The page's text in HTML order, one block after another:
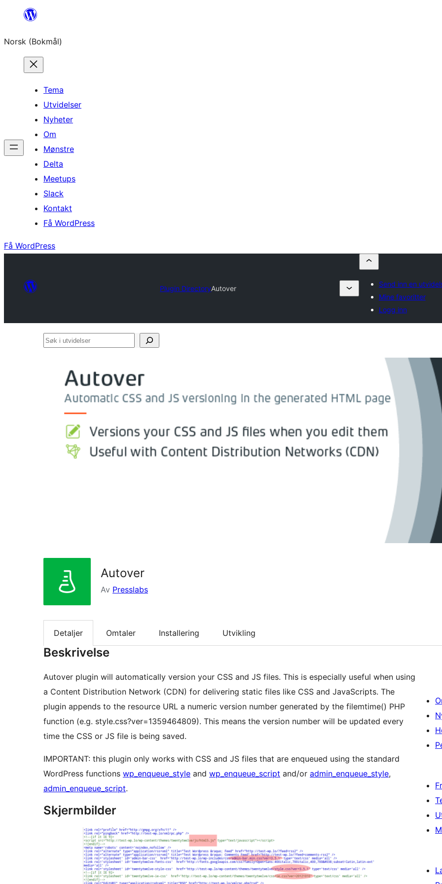
Hopp
innhold
Norsk (Bokmål)
Tema
Utvidelser
Nyheter
Om
Mønstre
Delta
Meetups
Slack
Kontakt
Få WordPress
Få WordPress
Plugin DirectoryAutover
Send inn en
Mine favoritter
Logg inn
Søk
utvidelser
Autover
Av Presslabs
Detaljer Omtaler Installering Utvikling
Beskrivelse
Autover plugin will automatically version your CSS and JS files. This is especially useful when using
a Content Distribution Network (CDN) for delivering static files like CSS and JavaScripts. The
plugin appends to the resource URL a numeric version number generated by the filemtime() PHP
function (e.g. style.css?ver=1359464809). This means the version number will be updated every
time the CSS or JS file is being saved.
IMPORTANT: this plugin only works with CSS and JS files that are enqueued using the standard
WordPress functions wp_enqueue_style and wp_enqueue_script and/or admin_enqueue_style,
admin_enqueue_script.
Skjermbilder